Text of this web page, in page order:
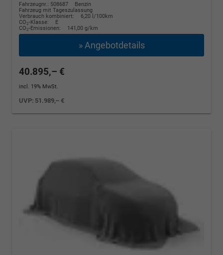
Fahrzeugnr.: 508687
Benzin
Fahrzeug mit Tageszulassung
Verbrauch kombiniert:
6,20 l/100km
CO2-Klasse:
E
CO2-Emissionen: 141,00 g/km
» Angebotdetails
40.895,– €
incl. 19% MwSt.
UVP: 51.989,– €